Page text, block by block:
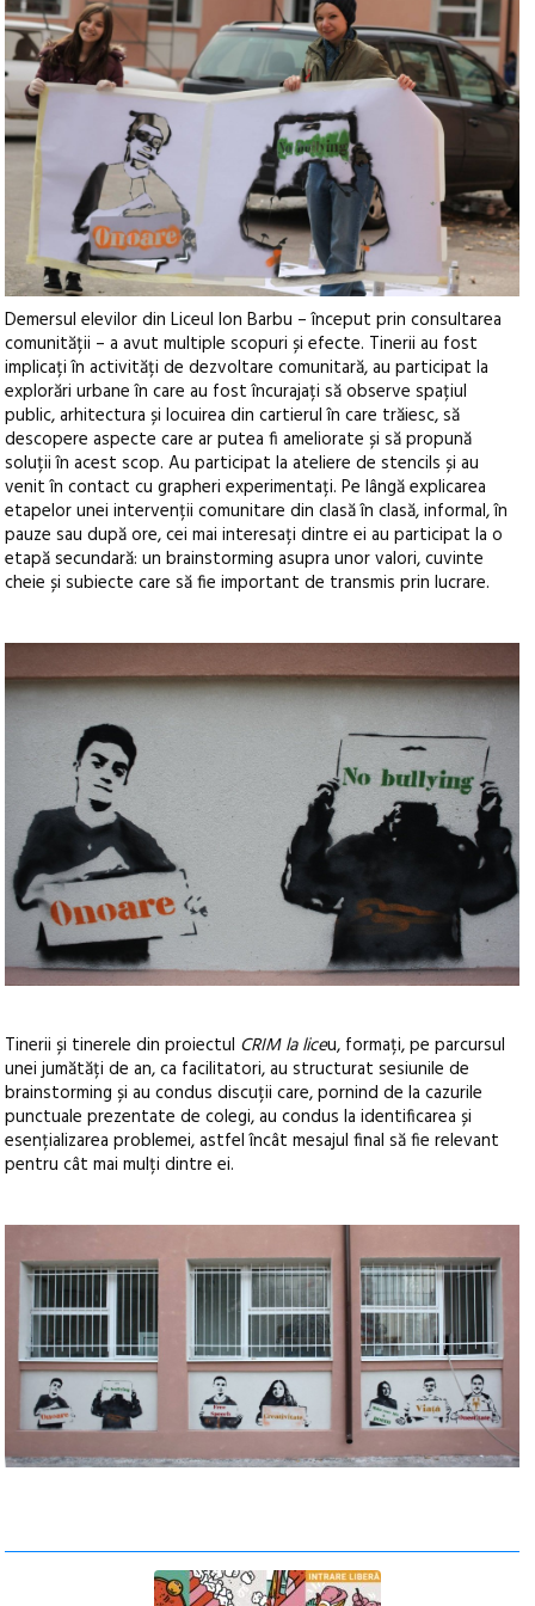
Demersul elevilor din Liceul Ion Barbu – început prin consultarea
comunității – a avut multiple scopuri și efecte. Tinerii au fost
implicați în activități de dezvoltare comunitară, au participat la
explorări urbane în care au fost încurajați să observe spațiul
public, arhitectura și locuirea din cartierul în care trăiesc, să
descopere aspecte care ar putea fi ameliorate și să propună
soluții în acest scop. Au participat la ateliere de stencils și au
venit în contact cu grapheri experimentați. Pe lângă explicarea
etapelor unei intervenții comunitare din clasă în clasă, informal, în
pauze sau după ore, cei mai interesați dintre ei au participat la o
etapă secundară: un brainstorming asupra unor valori, cuvinte
cheie și subiecte care să fie important de transmis prin lucrare.
Tinerii și tinerele din proiectul CRIM la liceu, formați, pe parcursul
unei jumătăți de an, ca facilitatori, au structurat sesiunile de
brainstorming și au condus discuții care, pornind de la cazurile
punctuale prezentate de colegi, au condus la identificarea și
esențializarea problemei, astfel încât mesajul final să fie relevant
pentru cât mai mulți dintre ei.